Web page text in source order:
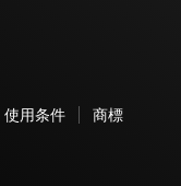
使用条件
商標